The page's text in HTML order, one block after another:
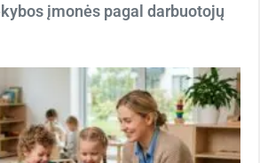
įmonės pagal darbuotojų